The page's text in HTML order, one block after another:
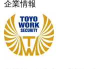
企業情報